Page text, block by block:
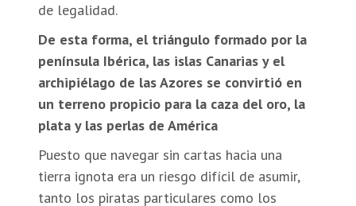
de legalidad.
De esta forma, el triángulo formado por la
península Ibérica, las islas Canarias y el
archipiélago de las Azores se convirtió en
un terreno propicio para la caza del oro, la
plata y las perlas de América
Puesto que navegar sin cartas hacia una
tierra ignota era un riesgo difícil de asumir,
tanto los piratas particulares como los